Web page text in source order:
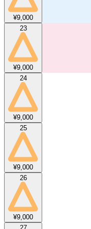
¥9,000
23
¥9,000
24
¥9,000
25
¥9,000
26
¥9,000